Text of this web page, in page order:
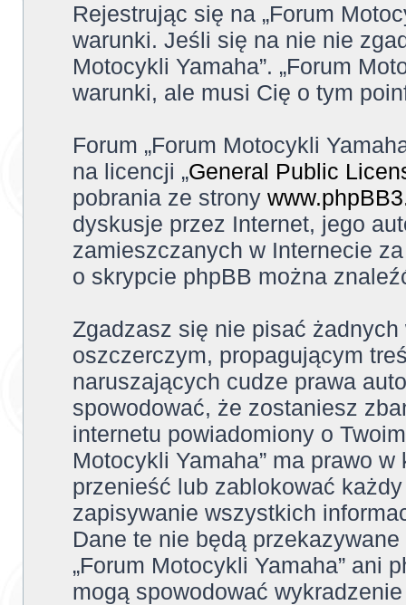
Rejestrując się na „Forum
warunki. Jeśli się na nie nie
Motocykli Yamaha”. „Forum
warunki, ale musi Cię o tym
Forum „Forum Motocykli
na licencji „General Public
pobrania ze strony
dyskusje przez Internet, jego
zamieszczanych w Internecie
o skrypcie phpBB można
Zgadzasz się nie pisać
oszczerczym, propagującym
naruszających cudze prawa
spowodować, że zostaniesz
internetu powiadomiony o
Motocykli Yamaha” ma prawo
przenieść lub zablokować
zapisywanie wszystkich
Dane te nie będą
„Forum Motocykli Yamaha” ani
mogą spowodować